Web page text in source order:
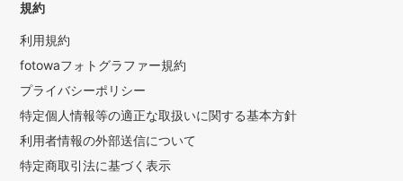
規約
利用規約
fotowaフォトグラファー規約
プライバシーポリシー
特定個人情報等の適正な取扱いに関する基本方針
利用者情報の外部送信について
特定商取引法に基づく表示